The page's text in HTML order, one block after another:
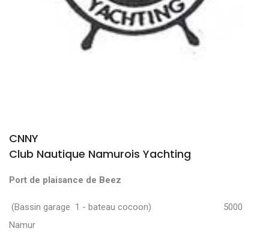
CNNY
Club Nautique Namurois Yachting
Port de plaisance de Beez
(Bassin garage 1 - bateau cocoon) 5000
Namur